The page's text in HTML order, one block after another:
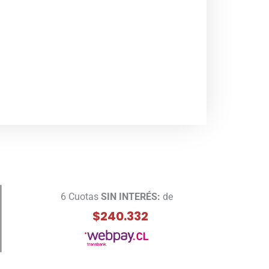
6 Cuotas SIN INTERÉS: de
$240.332